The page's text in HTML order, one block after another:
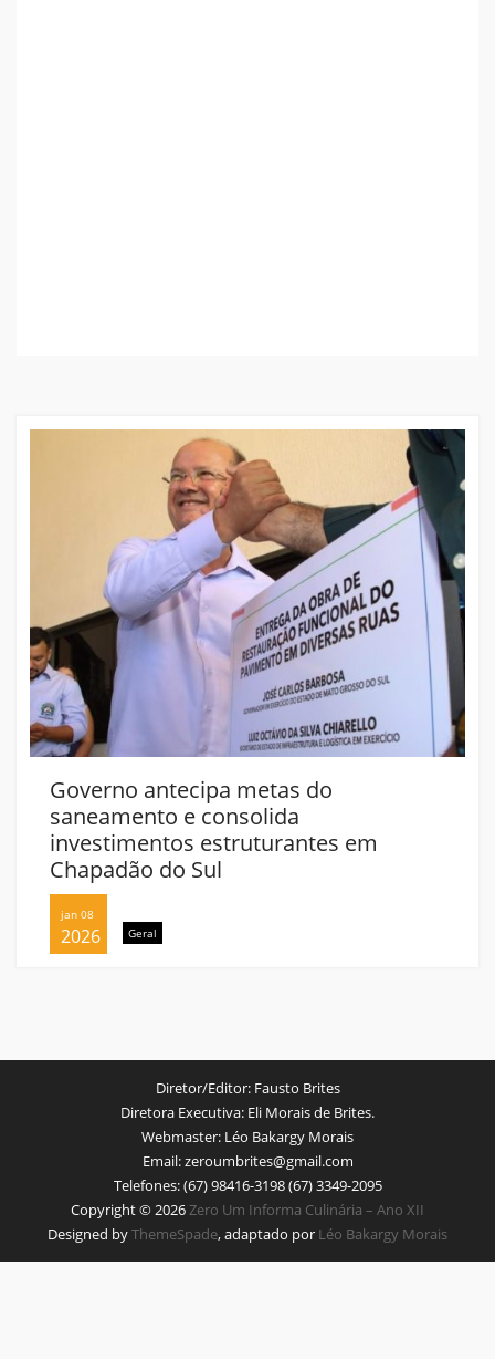
Governo antecipa metas do
saneamento e consolida
investimentos estruturantes em
Chapadão do Sul
jan 08
2026 Geral
Diretor/Editor:Fausto Brites
Diretora Executiva: Eli Morais de Brites.
Webmaster: Léo Bakargy Morais
Email:zeroumbrites@gmail.com
Telefones:(67) 98416-3198 (67) 3349-2095
Copyright © 2026 Zero Um Informa Culinária – Ano XII
Designed byThemeSpade, adaptado por Léo Bakargy Morais